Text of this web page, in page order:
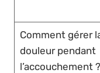
Comment gérer
douleur pendant
l’accouchement ?